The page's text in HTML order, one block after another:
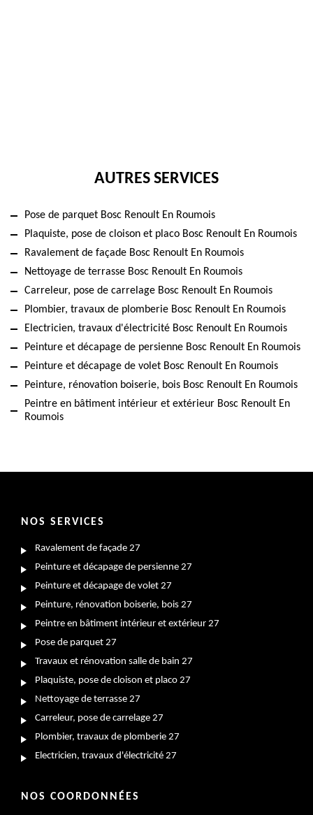
AUTRES SERVICES
Pose de parquet Bosc Renoult En Roumois
Plaquiste, pose de cloison et placo Bosc Renoult En Roumois
Ravalement de façade Bosc Renoult En Roumois
Nettoyage de terrasse Bosc Renoult En Roumois
Carreleur, pose de carrelage Bosc Renoult En Roumois
Plombier, travaux de plomberie Bosc Renoult En Roumois
Electricien, travaux d'électricité Bosc Renoult En Roumois
Peinture et décapage de persienne Bosc Renoult En Roumois
Peinture et décapage de volet Bosc Renoult En Roumois
Peinture, rénovation boiserie, bois Bosc Renoult En Roumois
Peintre en bâtiment intérieur et extérieur Bosc Renoult En
Roumois
NOS SERVICES
Ravalement de façade 27
Peinture et décapage de persienne 27
Peinture et décapage de volet 27
Peinture, rénovation boiserie, bois 27
Peintre en bâtiment intérieur et extérieur 27
Pose de parquet 27
Travaux et rénovation salle de bain 27
Plaquiste, pose de cloison et placo 27
Nettoyage de terrasse 27
Carreleur, pose de carrelage 27
Plombier, travaux de plomberie 27
Electricien, travaux d'électricité 27
NOS COORDONNÉES